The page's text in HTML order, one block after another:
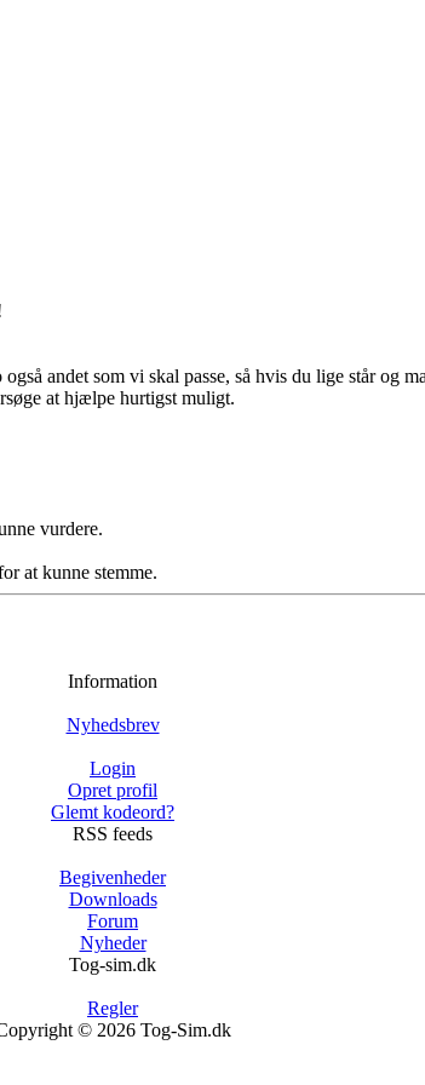
andet som vi skal passe, så hvis du lige står og
at hjælpe hurtigst muligt.
vurdere.
at kunne stemme.
Information
Nyhedsbrev
Login
Opret profil
Glemt kodeord?
RSS feeds
Begivenheder
Downloads
Forum
Nyheder
Tog-sim.dk
Regler
© 2026 Tog-Sim.dk